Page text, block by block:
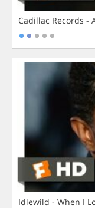
Cadillac Records -
Idlewild - When I